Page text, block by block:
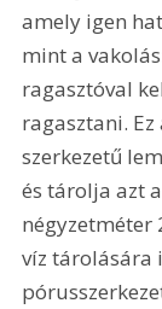
amely igen
mint a
ragasztóval
ragasztani.
szerkezetű
és tárolja azt
négyzetméter
víz tárolására